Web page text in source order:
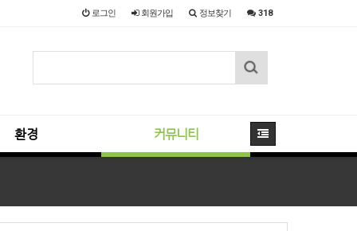
로그인 회원가입 정보찾기 318
환경 커뮤니티